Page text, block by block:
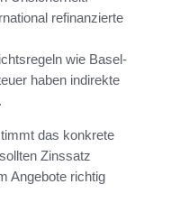
refinanzierte
wie Basel-
haben indirekte
das konkrete
Zinssatz
Angebote richtig